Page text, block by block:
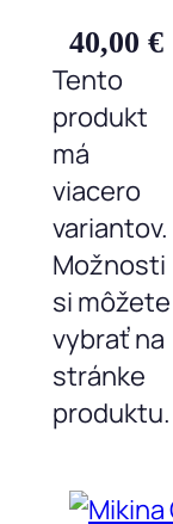
40,00 €
Tento
produkt
má
viacero
variantov.
Možnosti
si môžete
vybrať na
stránke
produktu.